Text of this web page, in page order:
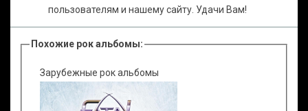
пользователям и нашему сайту. Удачи Вам!
Похожие рок альбомы:
Зарубежные рок альбомы